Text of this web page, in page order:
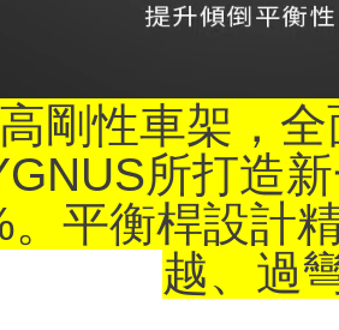
高剛性車架，
所打造
。平衡桿設計
越、過